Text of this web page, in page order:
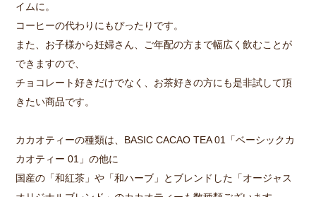
イムに。
コーヒーの代わりにもぴったりです。
また、お子様から妊婦さん、ご年配の方まで幅広く飲むことが
できますので、
チョコレート好きだけでなく、お茶好きの方にも是非試して頂
きたい商品です。
カカオティーの種類は、BASIC CACAO TEA 01「ベーシックカ
カオティー 01」の他に
国産の「和紅茶」や「和ハーブ」とブレンドした「オージャス